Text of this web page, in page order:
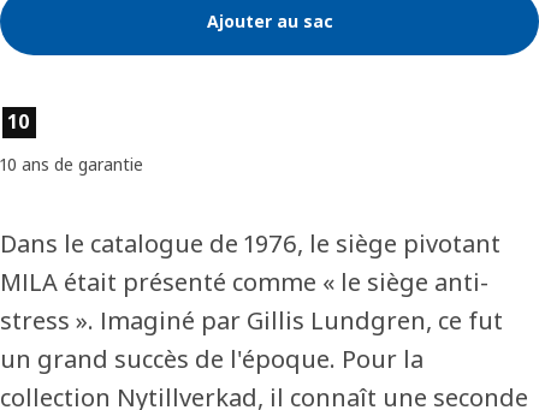
Ajouter au sac
Caractéristiques du produit
10
10 ans de garantie
Dans le catalogue de 1976, le siège pivotant
MILA était présenté comme « le siège anti-
stress ». Imaginé par Gillis Lundgren, ce fut
un grand succès de l'époque. Pour la
collection Nytillverkad, il connaît une seconde